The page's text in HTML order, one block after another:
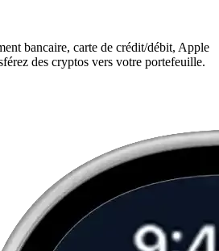
bancaire, carte de crédit/débit, Apple
des cryptos vers votre portefeuille.